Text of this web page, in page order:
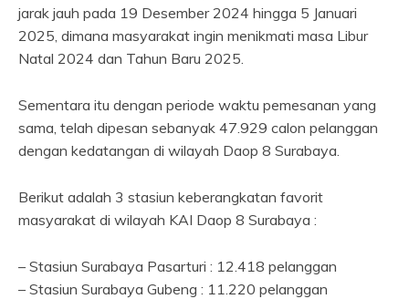
jarak jauh pada 19 Desember 2024 hingga 5 Januari
2025, dimana masyarakat ingin menikmati masa Libur
Natal 2024 dan Tahun Baru 2025.
Sementara itu dengan periode waktu pemesanan yang
sama, telah dipesan sebanyak 47.929 calon pelanggan
dengan kedatangan di wilayah Daop 8 Surabaya.
Berikut adalah 3 stasiun keberangkatan favorit
masyarakat di wilayah KAI Daop 8 Surabaya :
– Stasiun Surabaya Pasarturi : 12.418 pelanggan
– Stasiun Surabaya Gubeng : 11.220 pelanggan